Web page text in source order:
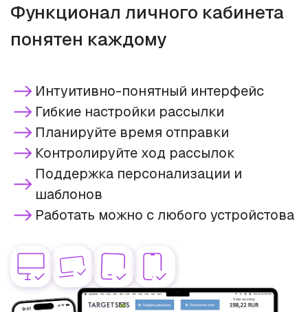
Функционал личного кабинета
понятен каждому
Интуитивно-понятный интерфейс
Гибкие настройки рассылки
Планируйте время отправки
Контролируйте ход рассылок
Поддержка персонализации и
шаблонов
Работать можно с любого устройстова